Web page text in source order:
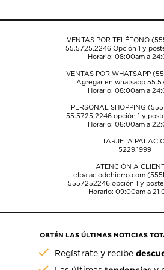
de
de
de
de
de
VENTAS POR TELÉFONO
55.5725.2246Opción 1 y
Horario: 08:00am a
VENTAS POR WHATSAPP
Agregar en whatsapp
Horario: 08:00am a
PERSONAL SHOPPING
55.5725.2246opción 1 y
Horario: 08:00am a
TARJETA
5229.1999
ATENCIÓN A
elpalaciodehierro.com
5557252246opción 1 y
Horario: 09:00am a
OBTÉN LAS ÚLTIMAS NOTICIAS
Regístrate y recibe